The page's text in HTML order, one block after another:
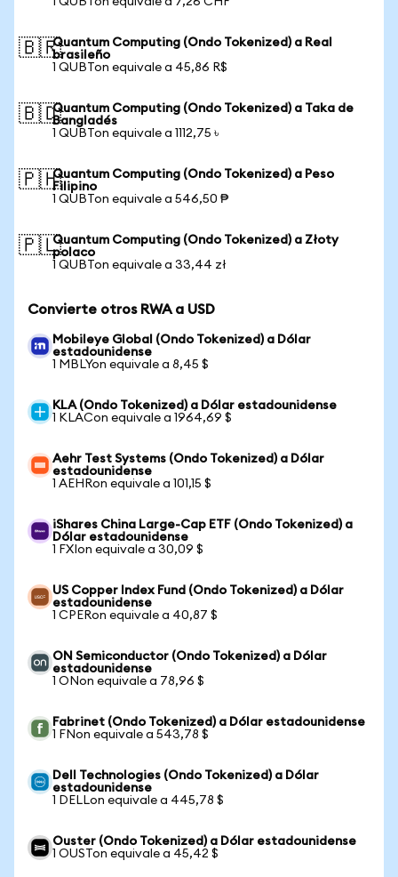
🇧🇷Quantum Computing (Ondo Tokenized) a Real
brasileño
1 QUBTon equivale a 45,86 R$
🇧🇩Quantum Computing (Ondo Tokenized) a Taka de
Bangladés
1 QUBTon equivale a 1112,75 ৳
🇵🇭Quantum Computing (Ondo Tokenized) a Peso
Filipino
1 QUBTon equivale a 546,50 ₱
🇵🇱Quantum Computing (Ondo Tokenized) a Złoty
polaco
1 QUBTon equivale a 33,44 zł
Convierte otros RWA a USD
Mobileye Global (Ondo Tokenized) a Dólar
estadounidense
1 MBLYon equivale a 8,45 $
KLA (Ondo Tokenized) a Dólar estadounidense
1 KLACon equivale a 1964,69 $
Aehr Test Systems (Ondo Tokenized) a Dólar
estadounidense
1 AEHRon equivale a 101,15 $
iShares China Large-Cap ETF (Ondo Tokenized) a
Dólar estadounidense
1 FXIon equivale a 30,09 $
US Copper Index Fund (Ondo Tokenized) a Dólar
estadounidense
1 CPERon equivale a 40,87 $
ON Semiconductor (Ondo Tokenized) a Dólar
estadounidense
1 ONon equivale a 78,96 $
Fabrinet (Ondo Tokenized) a Dólar estadounidense
1 FNon equivale a 543,78 $
Dell Technologies (Ondo Tokenized) a Dólar
estadounidense
1 DELLon equivale a 445,78 $
Ouster (Ondo Tokenized) a Dólar estadounidense
1 OUSTon equivale a 45,42 $